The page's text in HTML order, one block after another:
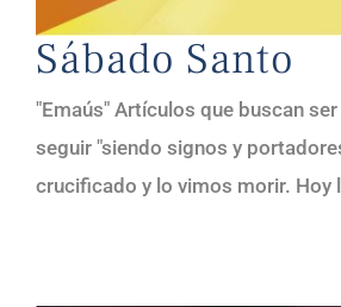
Sábado Santo
"Emaús" Artículos que buscan
seguir "siendo signos y
crucificado y lo vimos morir. Hoy